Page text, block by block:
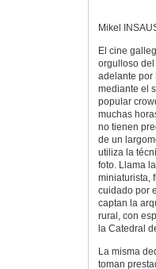
Mikel
El cine
orgulloso
adelante por
mediante el
popular
muchas
no tienen
de un
utiliza la
foto. Llama
miniaturista,
cuidado por
captan la
rural, con
la Catedral
La misma
toman